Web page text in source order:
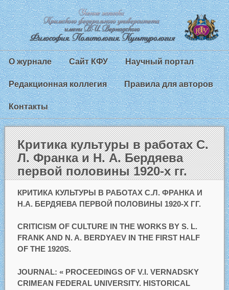
О журнале Сайт КФУ Научный портал
Редакционная коллегия Правила для авторов
Контакты
Критика культуры в работах С.
Л. Франка и Н. А. Бердяева
первой половины 1920-х гг.
КРИТИКА КУЛЬТУРЫ В РАБОТАХ С.Л. ФРАНКА И
Н.А. БЕРДЯЕВА ПЕРВОЙ ПОЛОВИНЫ 1920-Х ГГ.
CRITICISM OF CULTURE IN THE WORKS BY S. L.
FRANK AND N. A. BERDYAEV IN THE FIRST HALF
OF THE 1920S.
JOURNAL: « PROCEEDINGS OF V.I. VERNADSKY
CRIMEAN FEDERAL UNIVERSITY. HISTORICAL